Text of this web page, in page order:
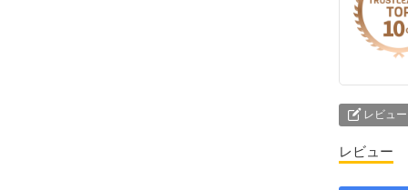
レビュ
レビュー